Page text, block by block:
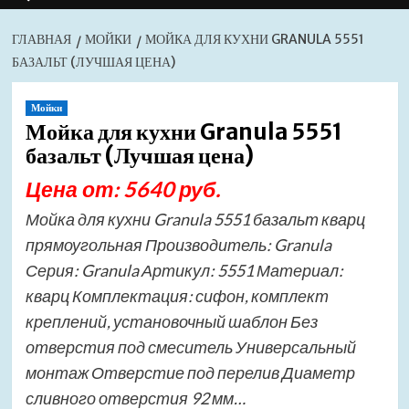
ГЛАВНАЯ МОЙКИ
МОЙКА ДЛЯ КУХНИ GRANULA 5551
БАЗАЛЬТ (ЛУЧШАЯ ЦЕНА)
Мойки
Мойка для кухни Granula 5551
базальт (Лучшая цена)
Цена от: 5640 руб.
Мойка для кухни Granula 5551 базальт кварц
прямоугольная Производитель: Granula
Серия: Granula Артикул: 5551 Материал:
кварц Комплектация: сифон, комплект
креплений, установочный шаблон Без
отверстия под смеситель Универсальный
монтаж Отверстие под перелив Диаметр
сливного отверстия 92 мм…